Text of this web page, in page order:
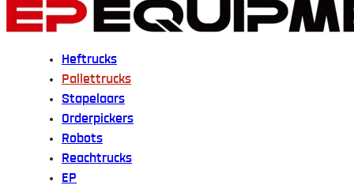
Heftrucks
Pallettrucks
Stapelaars
Orderpickers
Robots
Reachtrucks
EP